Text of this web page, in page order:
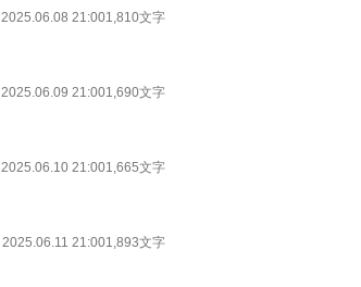
2025.06.08 21:001,810文字
2025.06.09 21:001,690文字
2025.06.10 21:001,665文字
2025.06.11 21:001,893文字